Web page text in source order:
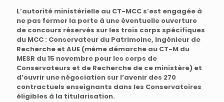
L’autorité ministérielle au CT-MCC s’est engagée à
ne pas fermer la porte à une éventuelle ouverture
de concours réservés sur les trois corps spécifiques
du MCC : Conservateur du Patrimoine, Ingénieur de
Recherche et AUE (même démarche au CT-M du
MESR du 15 novembre pour les corps de
Conservateurs et de Recherche de ce ministère) et
d’ouvrir une négociation sur l’avenir des 270
contractuels enseignants dans les Conservatoires
éligibles à la titularisation.